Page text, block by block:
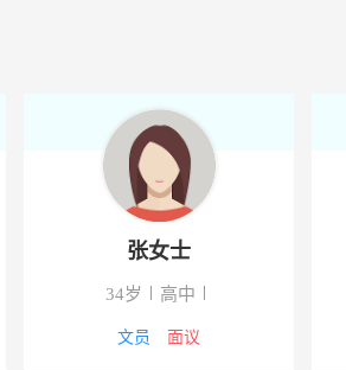
张女士
34岁 高中
文员 面议